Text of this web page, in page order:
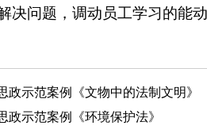
决问题，调动员工学习的能
政示范案例《文物中的法制文明》
政示范案例《环境保护法》